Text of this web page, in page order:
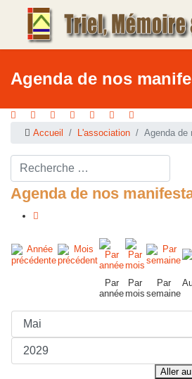
Agenda de nos
Accueil L'association Agenda de
Rechercher ...
Agenda de nos
Par
année
Par
mois
Par
semaine
Aller